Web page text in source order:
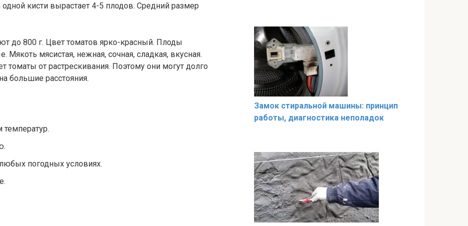
кисти вырастает 4-5 плодов. Средний размер
до 800 г. Цвет томатов ярко-красный. Плоды
Мякоть мясистая, нежная, сочная, сладкая, вкусная.
томаты от растрескивания. Поэтому они могут долго
большие расстояния.
температур.
погодных условиях.
Замок стиральной машины: принцип
работы, диагностика неполадок